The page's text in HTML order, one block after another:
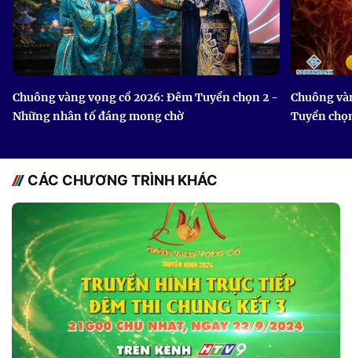
Chuông vàng vọng cổ 2026: Đêm Tuyển chọn 2 -
Những nhân tố đáng mong chờ
Chuông
Tuyển
CÁC CHƯƠNG TRÌNH KHÁC